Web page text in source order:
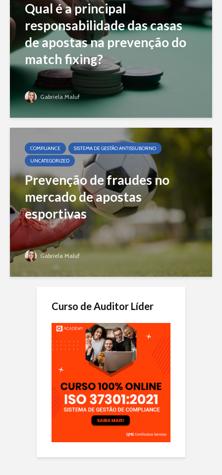
Qual é a principal
responsabilidade das casas
de apostas na prevenção do
match fixing?
Gabriela Maluf
COMPLIANCE
SISTEMA DE GESTÃO ANTISSUBORNO
UNCATEGORIZED
Prevenção de fraudes no
mercado de apostas
esportivas
Gabriela Maluf
Curso de Auditor Líder